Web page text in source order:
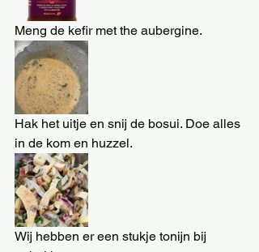
Meng de kefir met the aubergine.
Hak het uitje en snij de bosui. Doe alles
in de kom en huzzel.
Wij hebben er een stukje tonijn bij